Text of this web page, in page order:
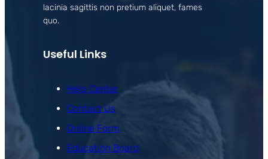
lacinia sagittis non pretium aliquet, fames
quo.
Useful Links
Help Center
Contact Us
Online Form
Education Board